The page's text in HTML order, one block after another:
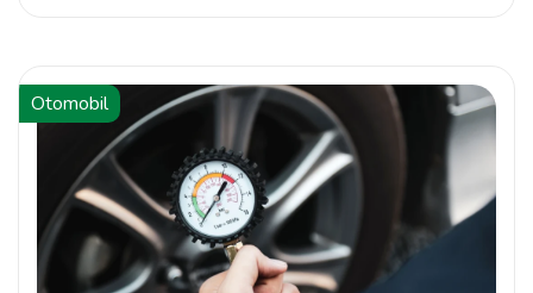
Otomobil